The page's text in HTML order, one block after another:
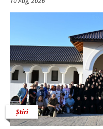
Știri